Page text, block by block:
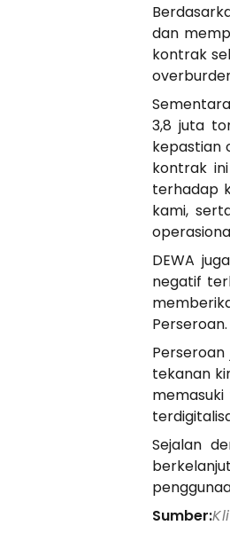
dan
kontrak
3,8 juta
kepastian
kontrak
terhadap
kami,
DEWA
negatif
Perseroan.
tekanan
Sejalan
Sumber: